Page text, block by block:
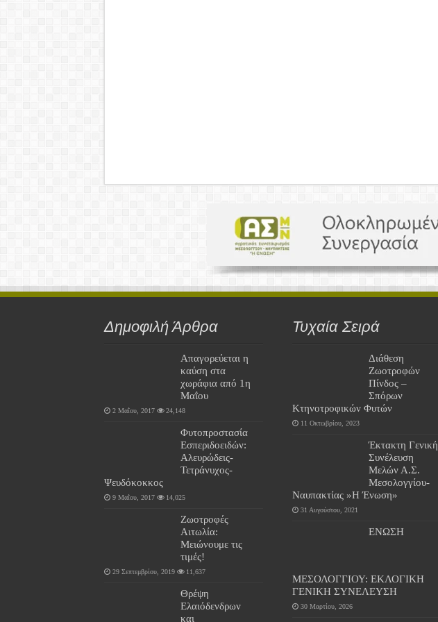
Δημοφιλή Άρθρα
Απαγορεύεται η
καύση στα
χωράφια από 1η
Μαΐου
2 Μαΐου, 2017 24,148
Φυτοπροστασία
Εσπεριδοειδών:
Αλευρώδεις-
Τετράνυχος-
Ψευδόκοκκος
9 Μαΐου, 2017 14,025
Ζωοτροφές
Αιτωλία:
Μειώνουμε τις
τιμές!
29 Σεπτεμβρίου, 2019 11,637
Θρέψη
Ελαιόδενδρων
και
Τυχαία Σειρά
Διάθεση
Ζωοτροφών
Πίνδος –
Σπόρων
Κτηνοτροφικών Φυτών
11 Οκτωβρίου, 2023
Έκτακτη Γενική
Συνέλευση
Μελών Α.Σ.
Μεσολογγίου-
Ναυπακτίας »Η Ένωση»
31 Αυγούστου, 2021
ΕΝΩΣΗ
ΜΕΣΟΛΟΓΓΙΟΥ: ΕΚΛΟΓΙΚΗ
ΓΕΝΙΚΗ ΣΥΝΕΛΕΥΣΗ
30 Μαρτίου, 2026